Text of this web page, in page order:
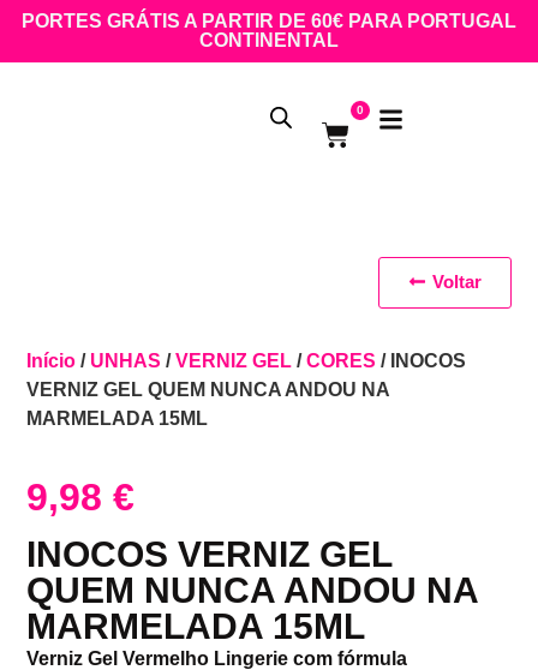
PORTES GRÁTIS A PARTIR DE 60€ PARA PORTUGAL
CONTINENTAL
0
Início / UNHAS /VERNIZ GEL /CORES / INOCOS
VERNIZ GEL QUEM NUNCA ANDOU NA
MARMELADA 15ML
9,98€
INOCOS VERNIZ GEL
QUEM NUNCA ANDOU NA
MARMELADA 15ML
Verniz Gel Vermelho Lingerie com fórmula
Voltar